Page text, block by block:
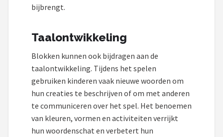
bijbrengt.
Taalontwikkeling
Blokken kunnen ook bijdragen aan de
taalontwikkeling. Tijdens het spelen
gebruiken kinderen vaak nieuwe woorden om
hun creaties te beschrijven of om met anderen
te communiceren over het spel. Het benoemen
van kleuren, vormen en activiteiten verrijkt
hun woordenschat en verbetert hun